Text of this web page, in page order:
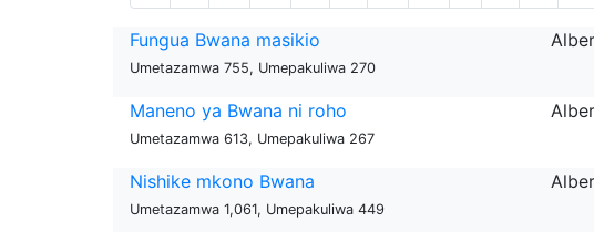
Fungua Bwana masikio
Umetazamwa 755, Umepakuliwa 270
Maneno ya Bwana ni roho
Umetazamwa 613, Umepakuliwa 267
Nishike mkono Bwana
Umetazamwa 1,061, Umepakuliwa 449